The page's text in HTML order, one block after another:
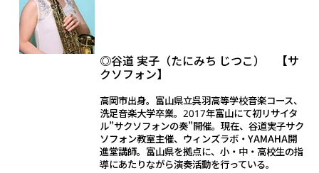
◎谷道 実子（たにみち じつこ） 【サ
クソフォン】
高岡市出身。富山県立呉羽高等学校音楽コース、
洗足音楽大学卒業。2017年富山にて初リサイタ
ル”サクソフォンの奏”開催。現在、谷道実子サク
ソフォン教室主催、ウィンズラボ・YAMAHA開
進堂講師。富山県を拠点に、小・中・高校生の指
導にあたりながら演奏活動を行っている。